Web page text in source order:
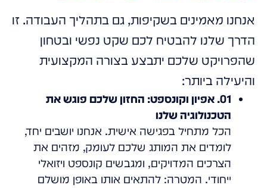
אנחנו מאמינים בשקיפות, גם בתהליך העבודה. זו
הדרך שלנו להבטיח לכם שקט נפשי ובטחון
שהפרויקט שלכם יתבצע בצורה המקצועית
והיעילה ביותר:
01. אפיון וקונספט: החזון שלכם פוגש את
הטכנולוגיה שלנו
הכל מתחיל בפגישה אישית. אנחנו יושבים יחד,
לומדים את המותג שלכם לעומק, מזהים את
הצרכים המדויקים, ומגבשים קונספט ויזואלי
ייחודי. המטרה: להתאים אותו באופן מושלם